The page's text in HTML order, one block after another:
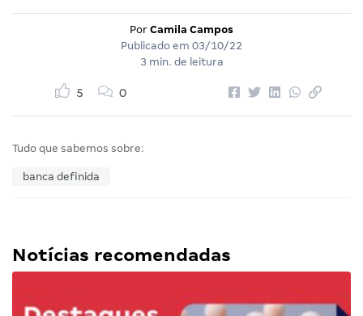
Por Camila Campos
Publicado em 03/10/22
3 min. de leitura
5 0
Tudo que sabemos sobre:
banca definida
Notícias recomendadas